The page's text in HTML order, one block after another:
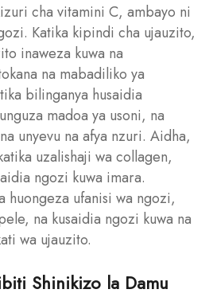
cha vitamini C, ambayo ni
Katika kipindi cha ujauzito,
inaweza kuwa na
na mabadiliko ya
bilinganya husaidia
madoa ya usoni, na
unyevu na afya nzuri. Aidha,
uzalishaji wa collagen,
ngozi kuwa imara.
huongeza ufanisi wa ngozi,
na kusaidia ngozi kuwa na
wa ujauzito.
Shinikizo la Damu